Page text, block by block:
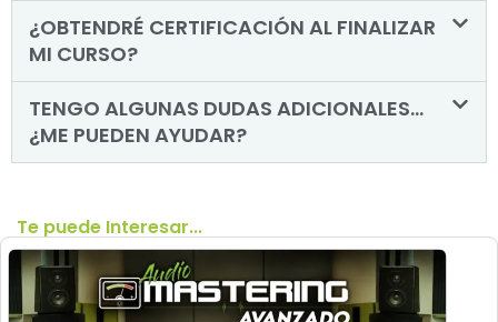
¿OBTENDRÉ CERTIFICACIÓN AL FINALIZAR
MI CURSO?
TENGO ALGUNAS DUDAS ADICIONALES...
¿ME PUEDEN AYUDAR?
Te puede Interesar...